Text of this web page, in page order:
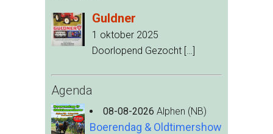
Guldner
1 oktober 2025
Doorlopend Gezocht […]
Agenda
08-08-2026 Alphen (NB)
Boerendag & Oldtimershow